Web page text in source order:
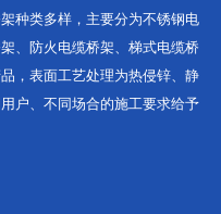
种类多样，主要分为不锈钢电
、防火电缆桥架、梯式电缆桥
，表面工艺处理为热侵锌、静
户、不同场合的施工要求给予